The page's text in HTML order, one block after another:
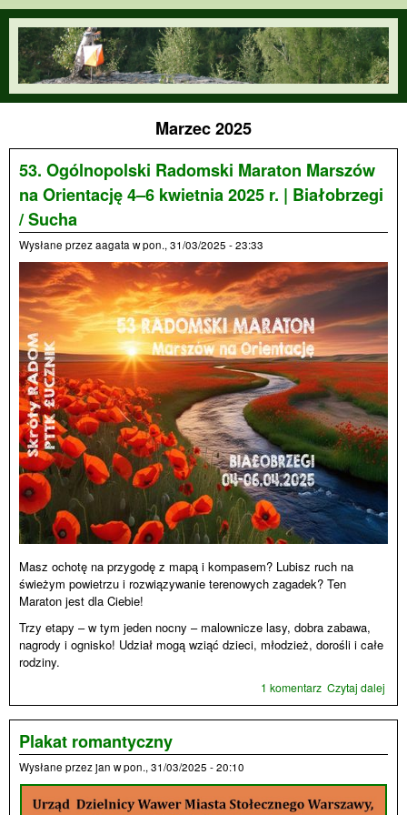
Przejdź do treści
orienteering.waw.pl
Marzec 2025
53. Ogólnopolski Radomski Maraton Marszów
na Orientację 4–6 kwietnia 2025 r. | Białobrzegi
/ Sucha
Wysłane przezaagata wpon., 31/03/2025 - 23:33
Masz ochotę na przygodę z mapą i kompasem? Lubisz ruch na
świeżym powietrzu i rozwiązywanie terenowych zagadek? Ten
Maraton jest dla Ciebie!
Trzy etapy – w tym jeden nocny – malownicze lasy, dobra zabawa,
nagrody i ognisko! Udział mogą wziąć dzieci, młodzież, dorośli i całe
rodziny.
Czytaj dalej
4–6
1 komentarz
Plakat romantyczny
Wysłane przezjan wpon., 31/03/2025 - 20:10